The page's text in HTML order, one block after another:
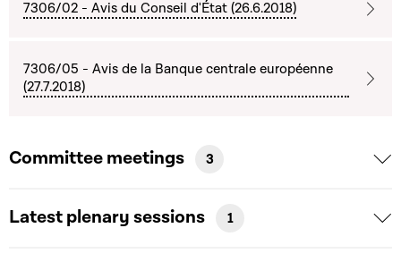
7306/02 - Avis du Conseil d'État (26.6.2018)
7306/05 - Avis de la Banque centrale européenne
(27.7.2018)
Committee meetings 3
Latest plenary sessions 1